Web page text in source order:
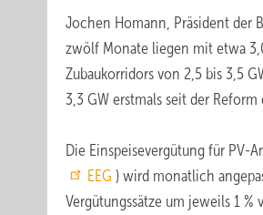
Jochen Homann, Präsident der
zwölf Monate liegen mit etwa
Zubaukorridors von 2,5 bis 3,5
3,3 GW erstmals seit der Reform
Die Einspeisevergütung für PV-
EEG ) wird monatlich
Vergütungssätze um jeweils 1